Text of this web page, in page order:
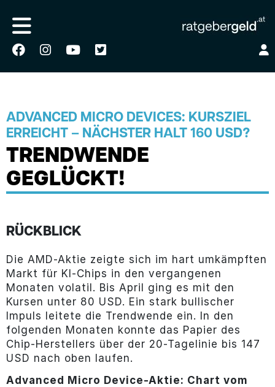
ADVANCED MICRO DEVICES: KURSZIEL
ERREICHT – NÄCHSTER HALT 160 USD?
TRENDWENDE
GEGLÜCKT!
RÜCKBLICK
Die AMD-Aktie zeigte sich im hart umkämpften
Markt für KI-Chips in den vergangenen
Monaten volatil. Bis April ging es mit den
Kursen unter 80 USD. Ein stark bullischer
Impuls leitete die Trendwende ein. In den
folgenden Monaten konnte das Papier des
Chip-Herstellers über der 20-Tagelinie bis 147
USD nach oben laufen.
Advanced Micro Device-Aktie: Chart vom